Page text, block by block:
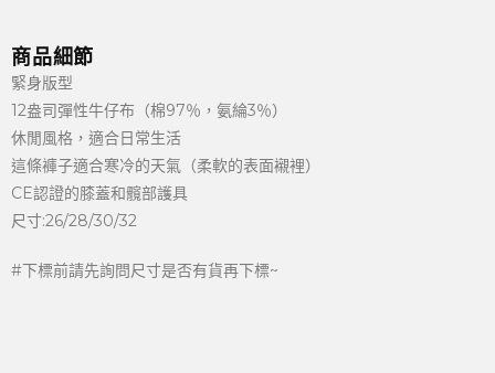
商品細節
緊身版型
12盎司彈性牛仔布（棉97％，氨綸3％）
休閒風格，適合日常生活
這條褲子適合寒冷的天氣（柔軟的表面襯裡）
CE認證的膝蓋和髖部護具
尺寸:26/28/30/32
#下標前請先詢問尺寸是否有貨再下標~